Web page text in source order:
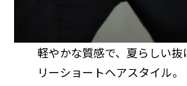
軽やかな質感で、夏らしい
リーショートヘアスタイル。